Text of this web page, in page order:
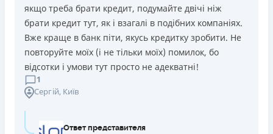
якщо треба брати кредит, подумайте двічі ніж
брати кредит тут, як і взагалі в подібних компаніях.
Вже краще в банк піти, якусь кредитку зробити. Не
повторуйте моїх (і не тільки моїх) помилок, бо
відсотки і умови тут просто не адекватні!
1
Сергій, Київ
Ответ представителя